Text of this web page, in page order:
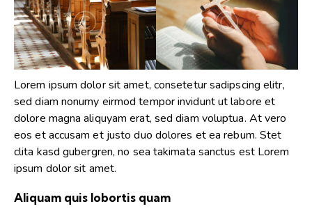
Lorem ipsum dolor sit amet, consetetur sadipscing elitr,
sed diam nonumy eirmod tempor invidunt ut labore et
dolore magna aliquyam erat, sed diam voluptua. At vero
eos et accusam et justo duo dolores et ea rebum. Stet
clita kasd gubergren, no sea takimata sanctus est Lorem
ipsum dolor sit amet.
Aliquam quis lobortis quam